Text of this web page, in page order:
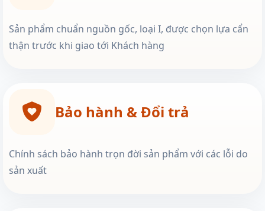
Sản phẩm chuẩn nguồn gốc, loại I, được chọn lựa cẩn
thận trước khi giao tới Khách hàng
Bảo hành & Đổi trả
Chính sách bảo hành trọn đời sản phẩm với các lỗi do
sản xuất